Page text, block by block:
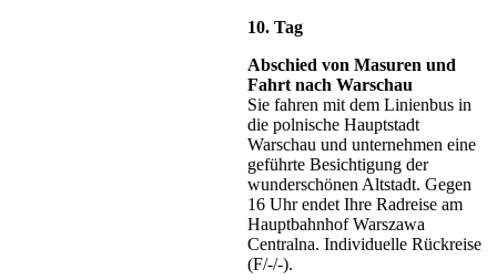
10. Tag
Abschied von Masuren und
Fahrt nach Warschau
Sie fahren mit dem Linienbus in
die polnische Hauptstadt
Warschau und unternehmen eine
geführte Besichtigung der
wunderschönen Altstadt. Gegen
16 Uhr endet Ihre Radreise am
Hauptbahnhof Warszawa
Centralna. Individuelle Rückreise
(F/-/-).